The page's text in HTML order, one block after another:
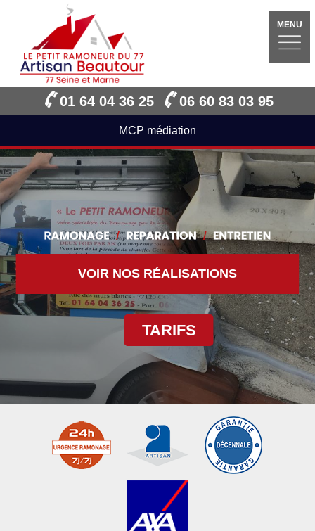
MENU
01 64 04 36 25 06 60 83 03 95
MCP médiation
VOIR NOS RÉALISATIONS
TARIFS